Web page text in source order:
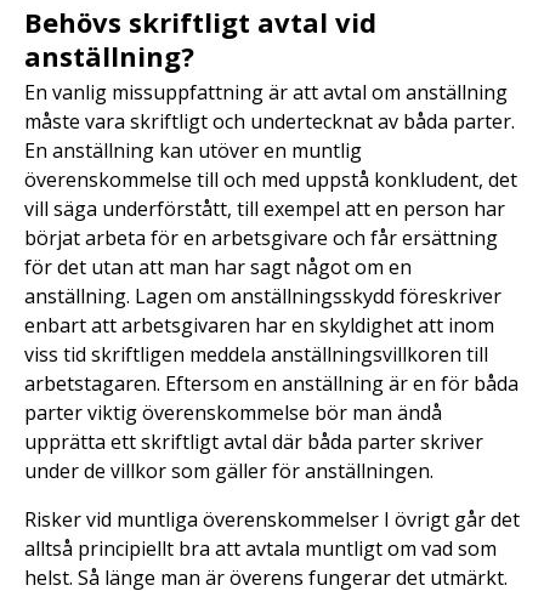
Behövs skriftligt avtal vid
anställning?
En vanlig missuppfattning är att avtal om anställning
måste vara skriftligt och undertecknat av båda parter.
En anställning kan utöver en muntlig
överenskommelse till och med uppstå konkludent, det
vill säga underförstått, till exempel att en person har
börjat arbeta för en arbetsgivare och får ersättning
för det utan att man har sagt något om en
anställning. Lagen om anställningsskydd föreskriver
enbart att arbetsgivaren har en skyldighet att inom
viss tid skriftligen meddela anställningsvillkoren till
arbetstagaren. Eftersom en anställning är en för båda
parter viktig överenskommelse bör man ändå
upprätta ett skriftligt avtal där båda parter skriver
under de villkor som gäller för anställningen.
Risker vid muntliga överenskommelser I övrigt går det
alltså principiellt bra att avtala muntligt om vad som
helst. Så länge man är överens fungerar det utmärkt.